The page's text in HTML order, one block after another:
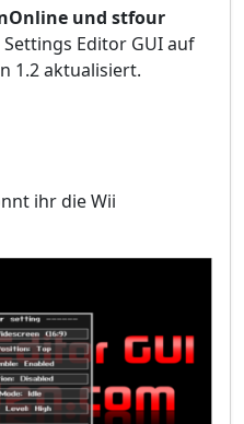
und stfour
Settings Editor GUI auf
1.2 aktualisiert.
ihr die Wii